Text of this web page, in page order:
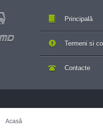
Principală
Contacte
Termeni si
Acasă